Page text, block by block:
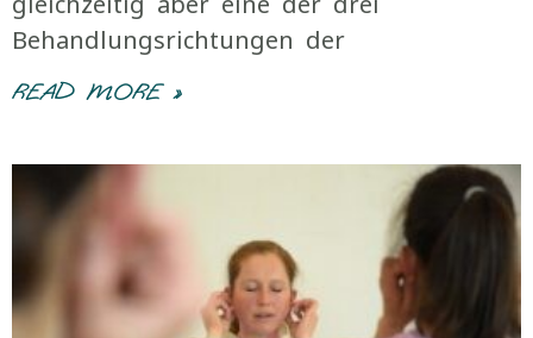
Behandlungsrichtungen der
READ MORE »